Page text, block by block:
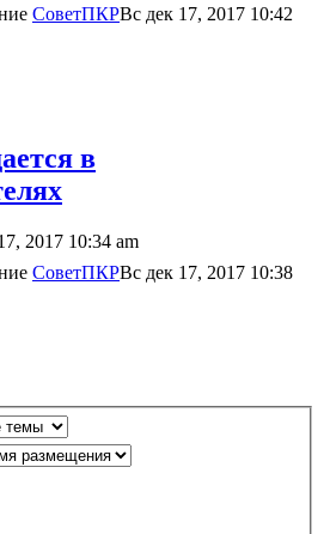
CоветПКРВс дек 17, 2017 10:42
в
2017 10:34 am
CоветПКРВс дек 17, 2017 10:38